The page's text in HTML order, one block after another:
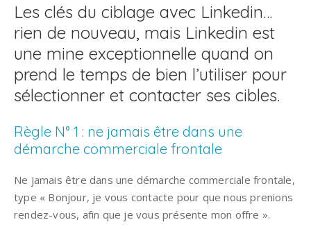
Les clés du ciblage avec Linkedin…
rien de nouveau, mais Linkedin est
une mine exceptionnelle quand on
prend le temps de bien l’utiliser pour
sélectionner et contacter ses cibles.
Règle N° 1 : ne jamais être dans une
démarche commerciale frontale
Ne jamais être dans une démarche commerciale frontale,
type « Bonjour, je vous contacte pour que nous prenions
rendez-vous, afin que je vous présente mon offre ».